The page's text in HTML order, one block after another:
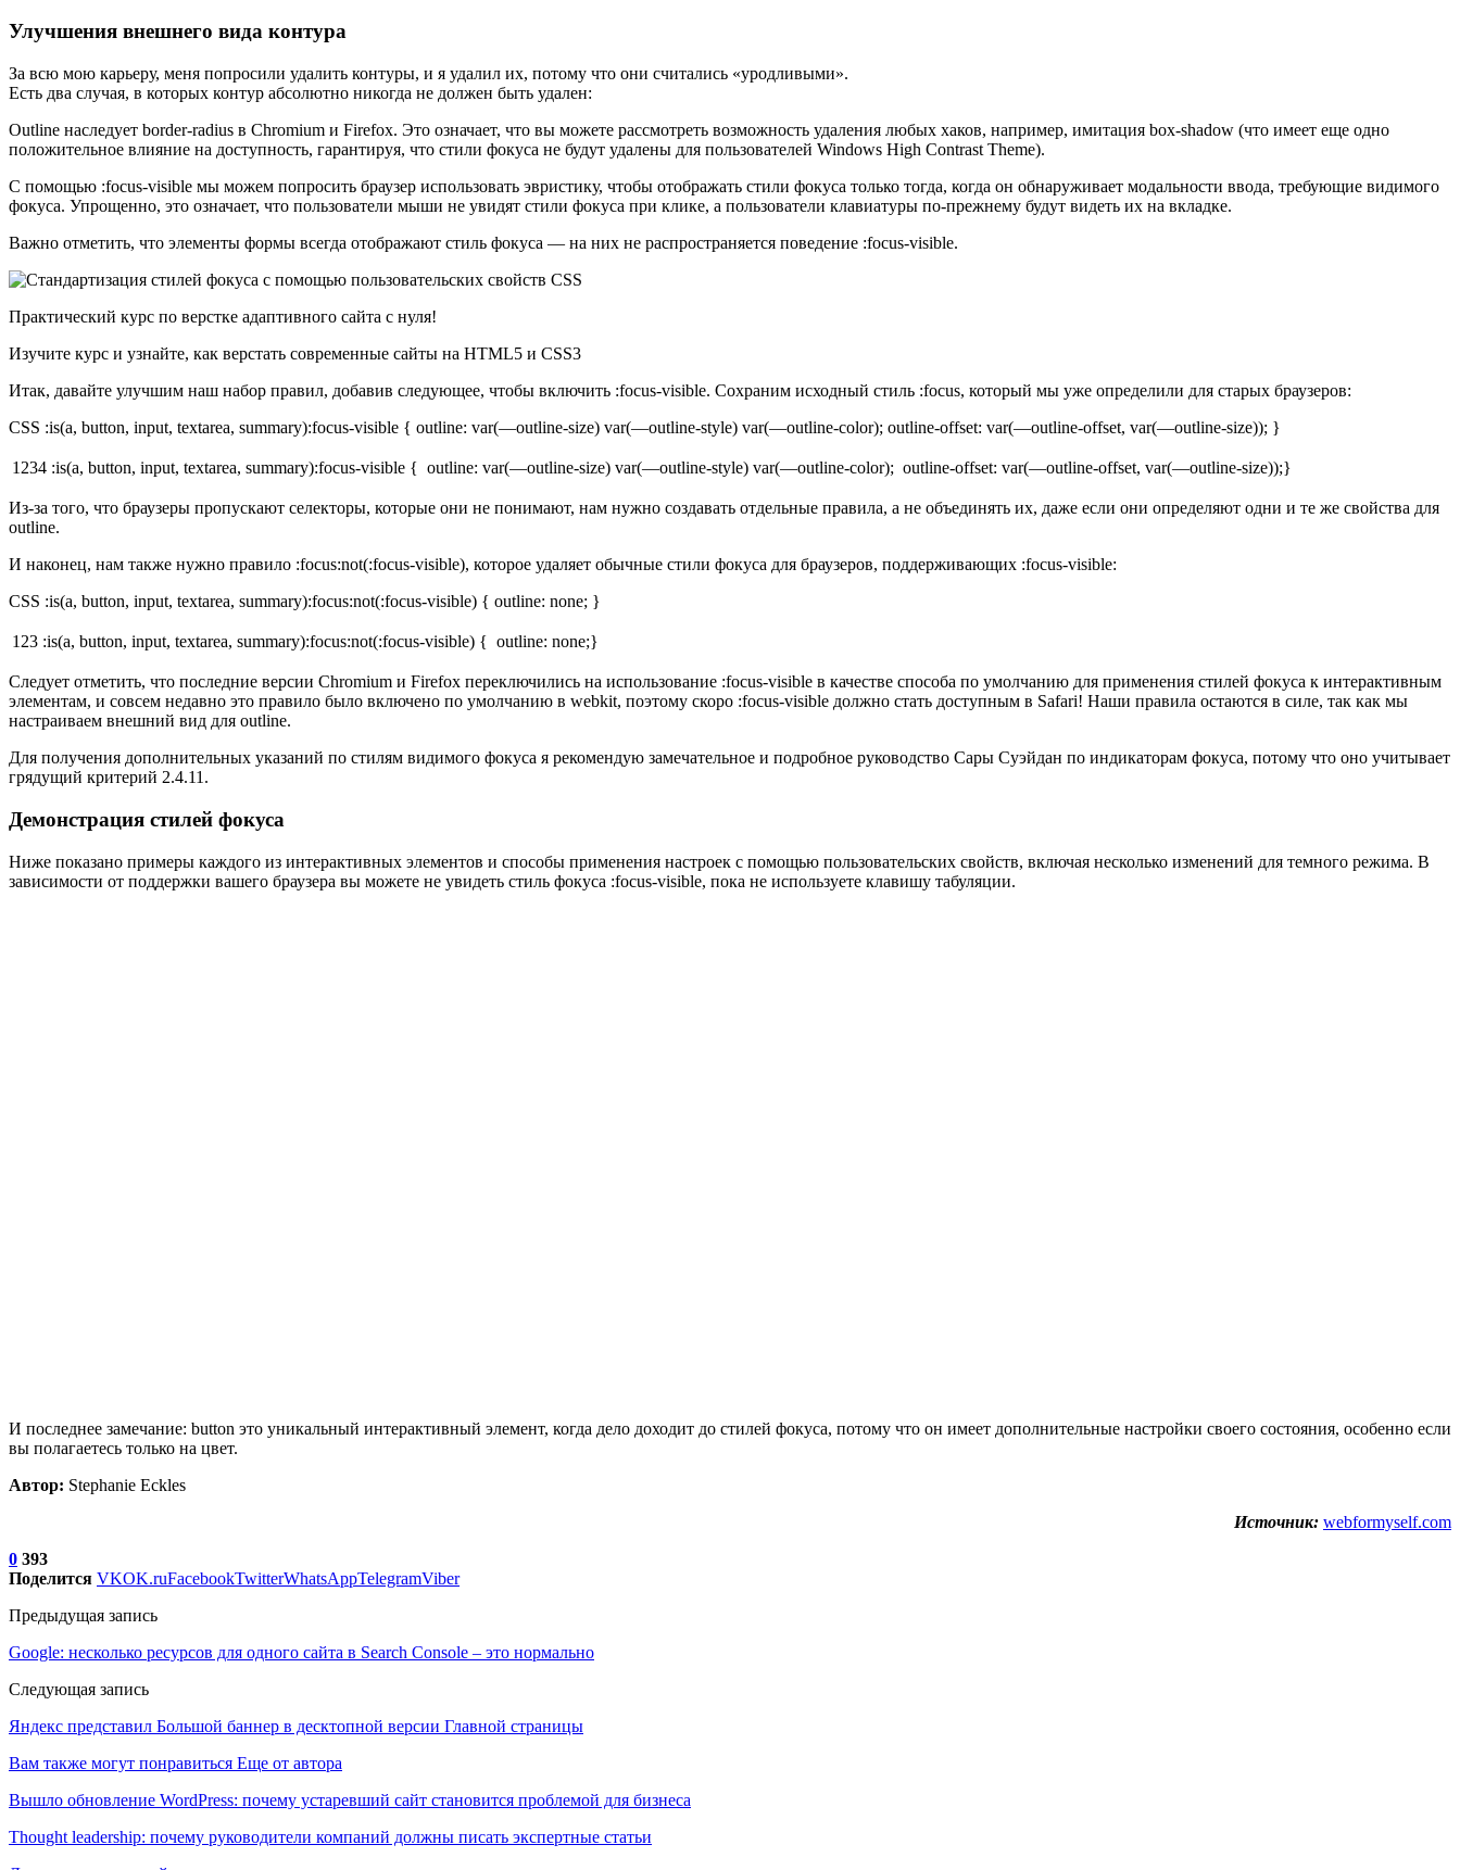
Улучшения внешнего вида контура
За всю мою карьеру, меня попросили удалить контуры, и я удалил их, потому что они считались «уродливыми».
Есть два случая, в которых контур абсолютно никогда не должен быть удален:
Outline наследует border-radius в Chromium и Firefox. Это означает, что вы можете рассмотреть возможность удаления любых хаков, например, имитация box-shadow (что имеет еще одно
положительное влияние на доступность, гарантируя, что стили фокуса не будут удалены для пользователей Windows High Contrast Theme).
С помощью :focus-visible мы можем попросить браузер использовать эвристику, чтобы отображать стили фокуса только тогда, когда он обнаруживает модальности ввода, требующие видимого
фокуса. Упрощенно, это означает, что пользователи мыши не увидят стили фокуса при клике, а пользователи клавиатуры по-прежнему будут видеть их на вкладке.
Важно отметить, что элементы формы всегда отображают стиль фокуса — на них не распространяется поведение :focus-visible.
Практический курс по верстке адаптивного сайта с нуля!
Изучите курс и узнайте, как верстать современные сайты на HTML5 и CSS3
Итак, давайте улучшим наш набор правил, добавив следующее, чтобы включить :focus-visible. Сохраним исходный стиль :focus, который мы уже определили для старых браузеров:
CSS :is(a, button, input, textarea, summary):focus-visible { outline: var(—outline-size) var(—outline-style) var(—outline-color); outline-offset: var(—outline-offset, var(—outline-size)); }
1234 :is(a, button, input, textarea, summary):focus-visible { outline: var(—outline-size) var(—outline-style) var(—outline-color); outline-offset: var(—outline-offset, var(—outline-size));}
Из-за того, что браузеры пропускают селекторы, которые они не понимают, нам нужно создавать отдельные правила, а не объединять их, даже если они определяют одни и те же свойства для
outline.
И наконец, нам также нужно правило :focus:not(:focus-visible), которое удаляет обычные стили фокуса для браузеров, поддерживающих :focus-visible:
CSS :is(a, button, input, textarea, summary):focus:not(:focus-visible) { outline: none; }
123 :is(a, button, input, textarea, summary):focus:not(:focus-visible) { outline: none;}
Следует отметить, что последние версии Chromium и Firefox переключились на использование :focus-visible в качестве способа по умолчанию для применения стилей фокуса к интерактивным
элементам, и совсем недавно это правило было включено по умолчанию в webkit, поэтому скоро :focus-visible должно стать доступным в Safari! Наши правила остаются в силе, так как мы
настраиваем внешний вид для outline.
Для получения дополнительных указаний по стилям видимого фокуса я рекомендую замечательное и подробное руководство Сары Суэйдан по индикаторам фокуса, потому что оно учитывает
грядущий критерий 2.4.11.
Демонстрация стилей фокуса
Ниже показано примеры каждого из интерактивных элементов и способы применения настроек с помощью пользовательских свойств, включая несколько изменений для темного режима. В
зависимости от поддержки вашего браузера вы можете не увидеть стиль фокуса :focus-visible, пока не используете клавишу табуляции.
И последнее замечание: button это уникальный интерактивный элемент, когда дело доходит до стилей фокуса, потому что он имеет дополнительные настройки своего состояния, особенно если
вы полагаетесь только на цвет.
Автор: Stephanie Eckles
Источник: webformyself.com
0 393
Поделится VKOK.ruFacebookTwitterWhatsAppTelegramViber
Предыдущая запись
Google: несколько ресурсов для одного сайта в Search Console – это нормально
Следующая запись
Яндекс представил Большой баннер в десктопной версии Главной страницы
Вам также могут понравиться Еще от автора
Вышло обновление WordPress: почему устаревший сайт становится проблемой для бизнеса
Thought leadership: почему руководители компаний должны писать экспертные статьи